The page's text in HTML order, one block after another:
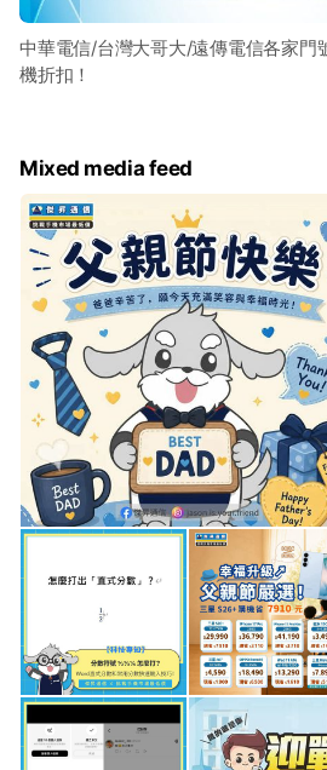
中華電信/台灣大哥大/遠傳電信各家門
機折扣！
Mixed media feed